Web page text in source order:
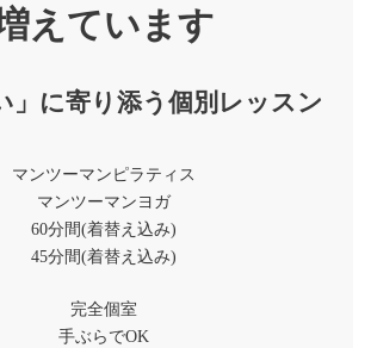
えています
」に寄り添う個別レッスン
マンツーマンピラティス
マンツーマンヨガ
60分間(着替え込み)
45分間(着替え込み)
完全個室
手ぶらでOK